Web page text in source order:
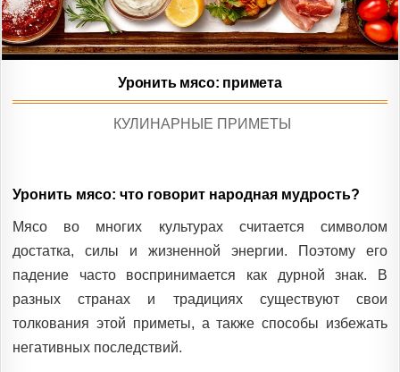
Уронить мясо: примета
POSTED
КУЛИНАРНЫЕ ПРИМЕТЫ
Уронить мясо: что говорит народная мудрость?
Мясо во многих культурах считается символом
достатка, силы и жизненной энергии. Поэтому его
падение часто воспринимается как дурной знак. В
разных странах и традициях существуют свои
толкования этой приметы, а также способы избежать
негативных последствий.